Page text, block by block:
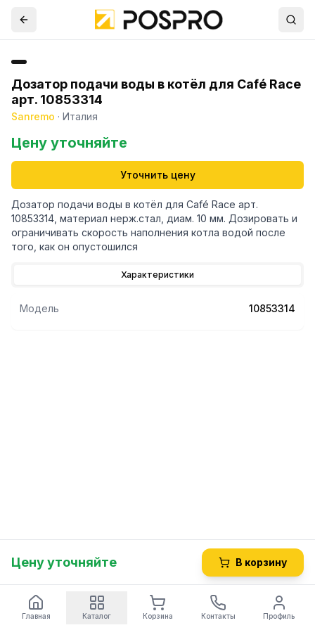
Дозатор подачи воды в котёл для Café Race
арт. 10853314
Sanremo · Италия
Цену уточняйте
Уточнить цену
Дозатор подачи воды в котёл для Café Race арт.
10853314, материал нерж.стал, диам. 10 мм. Дозировать и
ограничивать скорость наполнения котла водой после
того, как он опустошился
Характеристики
Модель 10853314
Цену уточняйте В корзину
Главная Каталог Корзина Контакты Профиль